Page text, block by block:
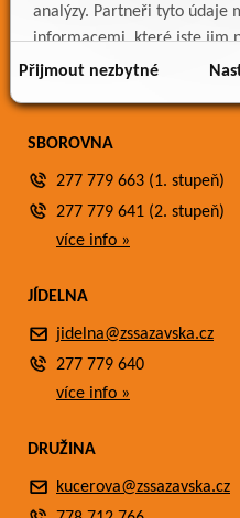
analýzy. Partneři tyto údaje
informacemi, které jste jim
důsledku toho, že používáte
Přijmout nezbytné
Meteostanice
SBOROVNA
277 779 663 (1. stupeň)
277 779 641 (2. stupeň)
více info »
JÍDELNA
jidelna@zssazavska.cz
277 779 640
více info »
DRUŽINA
kucerova@zssazavska.cz